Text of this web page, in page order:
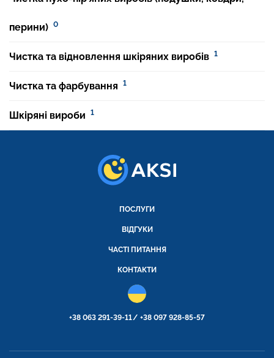
перини) 0
Чистка та відновлення шкіряних виробів 1
Чистка та фарбування 1
Шкіряні вироби 1
ПОСЛУГИ
ВІДГУКИ
ЧАСТІ ПИТАННЯ
КОНТАКТИ
+38 063 291-39-11 +38 097 928-85-57